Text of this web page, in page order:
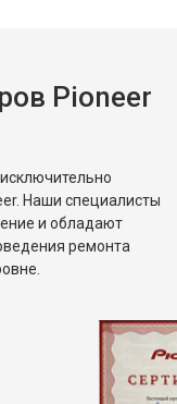
Pioneer
Наши специалисты
и обладают
ремонта